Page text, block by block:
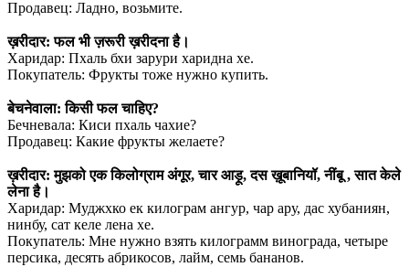
Продавец: Ладно, возьмите.
ख़रीदार: फल भी ज़रूरी ख़रीदना है।
Харидар: Пхаль бхи зарури харидна хе.
Покупатель: Фрукты тоже нужно купить.
बेचनेवाला: किसी फल चाहिए?
Бечневала: Киси пхаль чахие?
Продавец: Какие фрукты желаете?
ख़रीदार: मुझको एक किलोग्राम अंगूर, चार आड़ू, दस ख़ूबानियॉ, नींबू , सात केले
लेना है।
Харидар: Муджхко ек килограм ангур, чар ару, дас хубаниян,
нинбу, сат келе лена хе.
Покупатель: Мне нужно взять килограмм винограда, четыре
персика, десять абрикосов, лайм, семь бананов.